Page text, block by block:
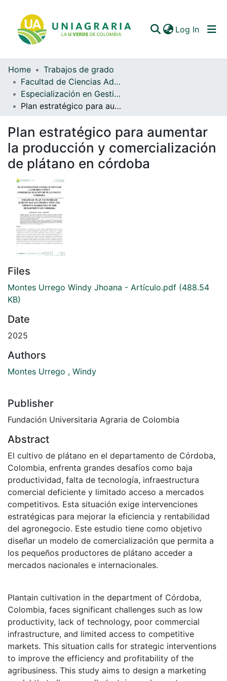
Log In
Communities & Collections
All of DSpace
Home
Trabajos de grado
Facultad de Ciencias Administrativas y Contables
Especialización en Gestión de Agronegocios (EGA)
Plan estratégico para aumentar la producción y comercialización de plátano en córdoba
Plan estratégico para aumentar
la producción y comercialización
de plátano en córdoba
Files
Montes Urrego Windy Jhoana - Artículo.pdf (488.54
KB)
Date
2025
Authors
Montes Urrego , Windy
Publisher
Fundación Universitaria Agraria de Colombia
Abstract
El cultivo de plátano en el departamento de Córdoba,
Colombia, enfrenta grandes desafíos como baja
productividad, falta de tecnología, infraestructura
comercial deficiente y limitado acceso a mercados
competitivos. Esta situación exige intervenciones
estratégicas para mejorar la eficiencia y rentabilidad
del agronegocio. Este estudio tiene como objetivo
diseñar un modelo de comercialización que permita a
los pequeños productores de plátano acceder a
mercados nacionales e internacionales.
Plantain cultivation in the department of Córdoba,
Colombia, faces significant challenges such as low
productivity, lack of technology, poor commercial
infrastructure, and limited access to competitive
markets. This situation calls for strategic interventions
to improve the efficiency and profitability of the
agribusiness. This study aims to design a marketing